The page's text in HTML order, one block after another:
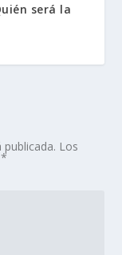
será la
Los
*